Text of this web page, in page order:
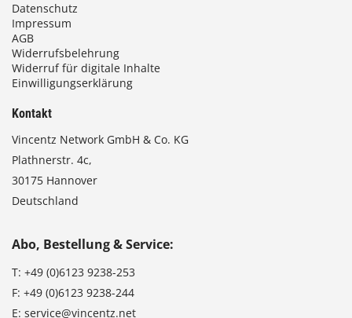
Datenschutz
Impressum
AGB
Widerrufsbelehrung
Widerruf für digitale Inhalte
Einwilligungserklärung
Kontakt
Vincentz Network GmbH & Co. KG
Plathnerstr. 4c,
30175 Hannover
Deutschland
Abo, Bestellung & Service:
T: +49 (0)6123 9238-253
F: +49 (0)6123 9238-244
E: service@vincentz.net